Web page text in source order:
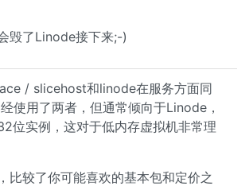
毁了Linode接下来;-)
/ slicehost和linode在服务方面同
使用了两者，但通常倾向于Linode，
位实例，这对于低内存虚拟机非常理
比较了你可能喜欢的基本包和定价之